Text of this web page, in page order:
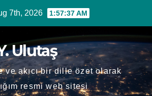
7th, 2026 1:57:37 AM
Ulutaş
ve akıcı bir dille özet olarak
resmi web sitesi